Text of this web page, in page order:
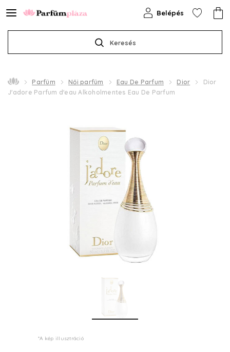
Keresés
Belépés
Parfüm Női parfüm Eau De Parfum Dior
Dior
J'adore Parfum d'eau Alkoholmentes Eau De Parfum
*A kép illusztráció